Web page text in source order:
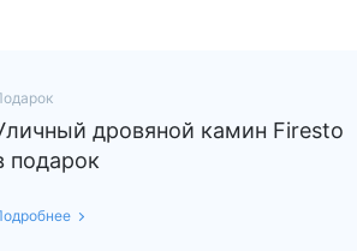
дровяной камин Firesto
подарок